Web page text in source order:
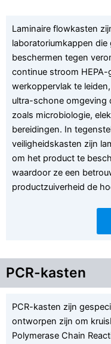
Laminaire flowkasten
laboratoriumkappen
beschermen tegen
continue stroom
werkoppervlak te
ultra-schone omgeving
zoals microbiologie,
bereidingen. In
veiligheidskasten zijn
om het product te
waardoor ze een
productzuiverheid de
PCR-kasten
PCR-kasten zijn
ontworpen zijn om
Polymerase Chain